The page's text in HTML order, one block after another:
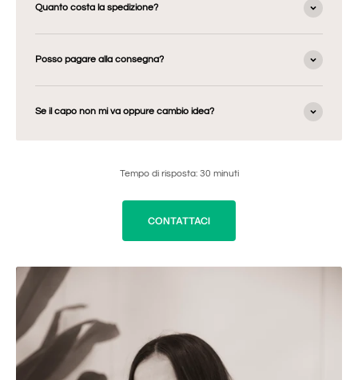
Quanto costa la spedizione?
Posso pagare alla consegna?
Se il capo non mi va oppure cambio idea?
Tempo di risposta: 30 minuti
CONTATTACI